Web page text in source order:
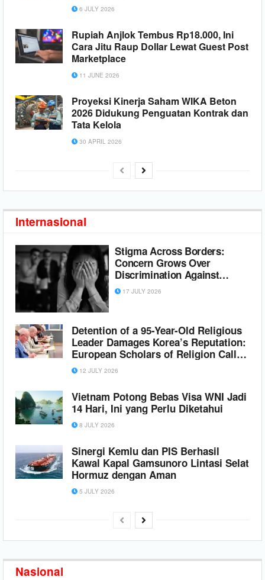
6 JULY 2026
Rupiah Anjlok Tembus Rp18.000, Ini
Cara Jitu Raup Dollar Lewat Guest Post
Marketplace
11 JUNE 2026
Proyeksi Kinerja Saham WIKA Beton
2026 Didukung Penguatan Kontrak dan
Tata Kelola
30 APRIL 2026
Internasional
Stigma Across Borders:
Concern Grows Over
Discrimination Against
Shincheonji Members Abroad
17 JULY 2026
Detention of a 95-Year-Old Religious
Leader Damages Korea’s Reputation:
European Scholars of Religion Call
for the Release of Chairman Lee Man-
hee12 JULY 2026
Vietnam Potong Bebas Visa WNI Jadi
14 Hari, Ini yang Perlu Diketahui
8 JULY 2026
Sinergi Kemlu dan PIS Berhasil
Kawal Kapal Gamsunoro Lintasi Selat
Hormuz dengan Aman
5 JULY 2026
Nasional